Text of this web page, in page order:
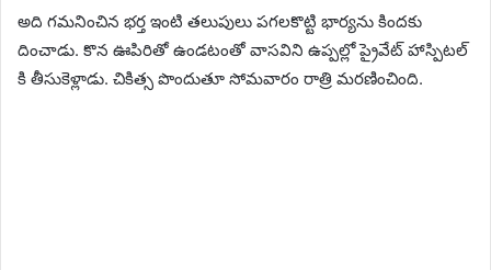
అది గమనించిన భర్త ఇంటి తలుపులు పగలకొట్టి భార్యను కిందకు
దించాడు. కొన ఊపిరితో ఉండటంతో వాసవిని ఉప్పల్లో ప్రైవేట్ హాస్పిటల్
కి తీసుకెళ్లాడు. చికిత్స పొందుతూ సోమవారం రాత్రి మరణించింది.